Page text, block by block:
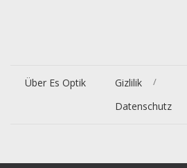
Über Es Optik Gizlilik /
Datenschutz